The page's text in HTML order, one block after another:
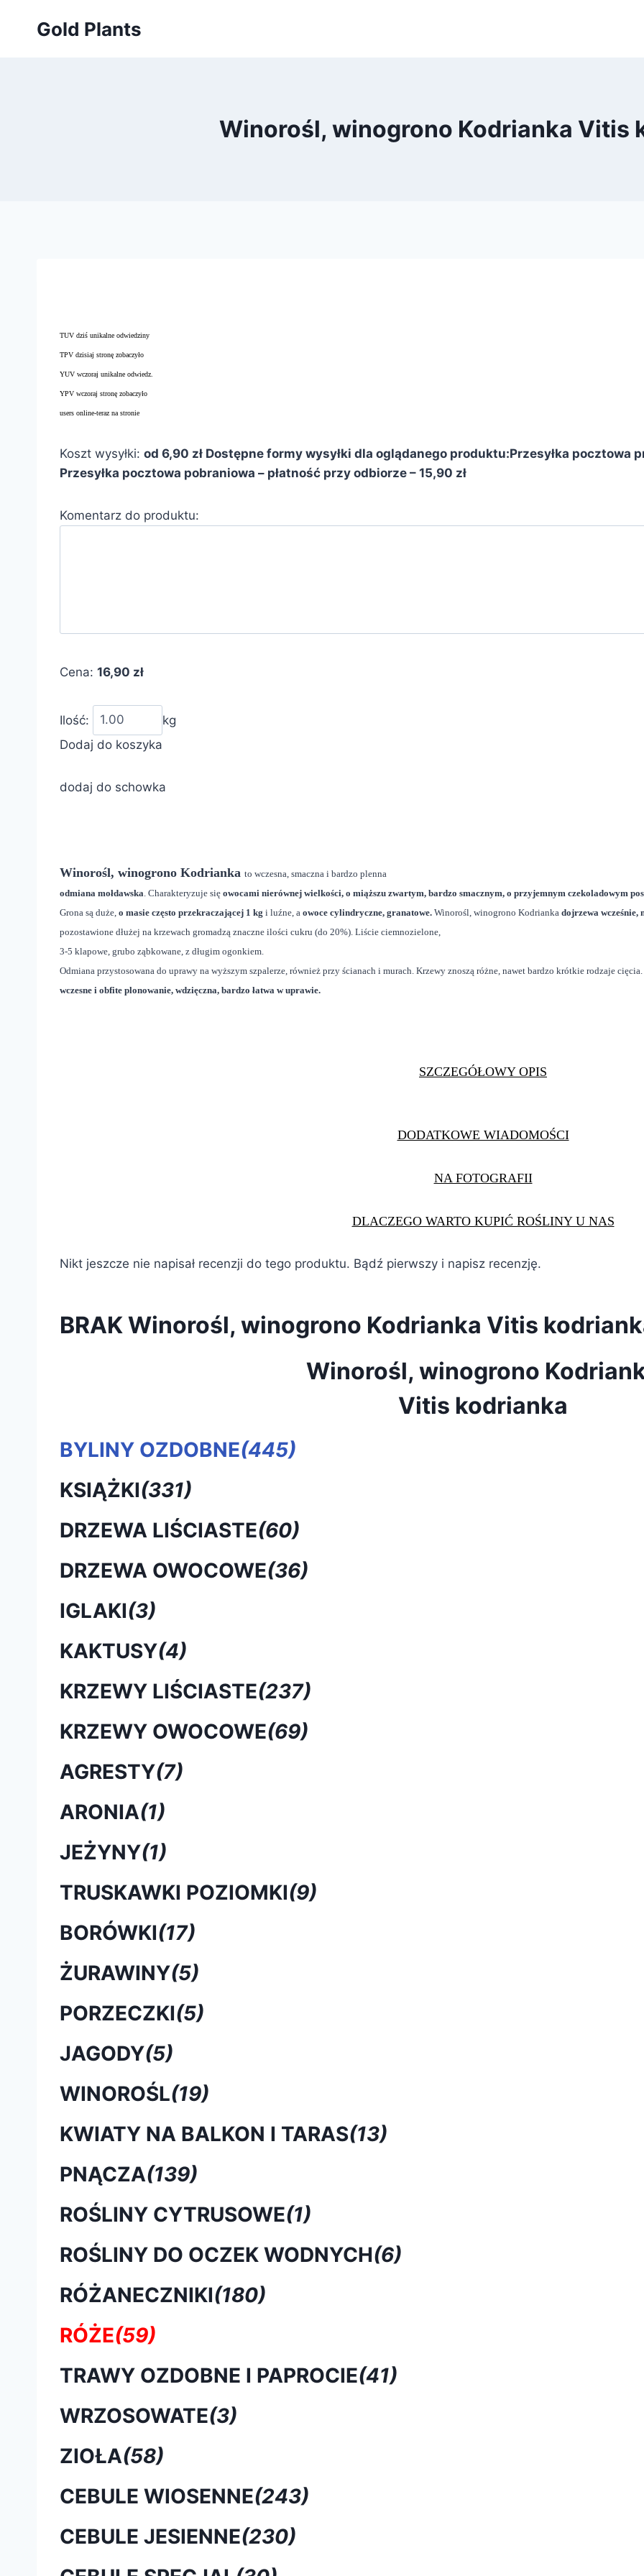
Gold Plants
Winorośl, winogrono Kodrianka Vitis
TUV dziś unikalne odwiedziny
TPV dzisiaj stronę zobaczyło
YUV wczoraj unikalne odwiedz.
YPV wczoraj stronę zobaczyło
users online-teraz na stronie
Koszt wysyłki: od 6,90 zł Dostępne formy wysyłki dla oglądanego produktu:Przesyłka pocztowa
Przesyłka pocztowa pobraniowa – płatność przy odbiorze – 15,90 zł
Komentarz do produktu:
Cena: 16,90 zł
Ilość:
kg
Dodaj do koszyka
dodaj do schowka
Winorośl, winogrono Kodrianka to wczesna, smaczna i bardzo plenna
odmiana mołdawska. Charakteryzuje się owocami nierównej wielkości, o miąższu zwartym, bardzo smacznym, o przyjemnym czekoladowym
Grona są duże, o masie często przekraczającej 1 kg i luźne, a owoce cylindryczne, granatowe. Winorośl, winogrono Kodrianka dojrzewa wcześnie,
pozostawione dłużej na krzewach gromadzą znaczne ilości cukru (do 20%). Liście ciemnozielone,
3-5 klapowe, grubo ząbkowane, z długim ogonkiem.
Odmiana przystosowana do uprawy na wyższym szpalerze, również przy ścianach i murach. Krzewy znoszą różne, nawet bardzo krótkie rodzaje cięcia.
wczesne i obfite plonowanie, wdzięczna, bardzo łatwa w uprawie.
SZCZEGÓŁOWY OPIS
DODATKOWE WIADOMOŚCI
NA FOTOGRAFII
DLACZEGO WARTO KUPIĆ ROŚLINY U NAS
Nikt jeszcze nie napisał recenzji do tego produktu. Bądź pierwszy i napisz recenzję.
BRAK Winorośl, winogrono Kodrianka Vitis
Winorośl, winogrono
Vitis kodrianka
BYLINY OZDOBNE(445)
KSIĄŻKI(331)
DRZEWA LIŚCIASTE(60)
DRZEWA OWOCOWE(36)
IGLAKI(3)
KAKTUSY(4)
KRZEWY LIŚCIASTE(237)
KRZEWY OWOCOWE(69)
AGRESTY(7)
ARONIA(1)
JEŻYNY(1)
TRUSKAWKI POZIOMKI(9)
BORÓWKI(17)
ŻURAWINY(5)
PORZECZKI(5)
JAGODY(5)
WINOROŚL(19)
KWIATY NA BALKON I TARAS(13)
PNĄCZA(139)
ROŚLINY CYTRUSOWE(1)
ROŚLINY DO OCZEK WODNYCH(6)
RÓŻANECZNIKI(180)
RÓŻE(59)
TRAWY OZDOBNE I PAPROCIE(41)
WRZOSOWATE(3)
ZIOŁA(58)
CEBULE WIOSENNE(243)
CEBULE JESIENNE(230)